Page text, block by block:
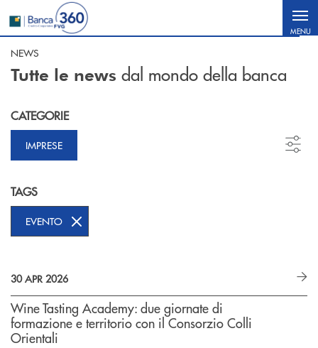
Salta al contenuto principale
MENU
NEWS
Tutte le news dal mondo della banca
CATEGORIE
IMPRESE
TAGS
EVENTO
30 APR 2026
Wine Tasting Academy: due giornate di
formazione e territorio con il Consorzio Colli
Orientali